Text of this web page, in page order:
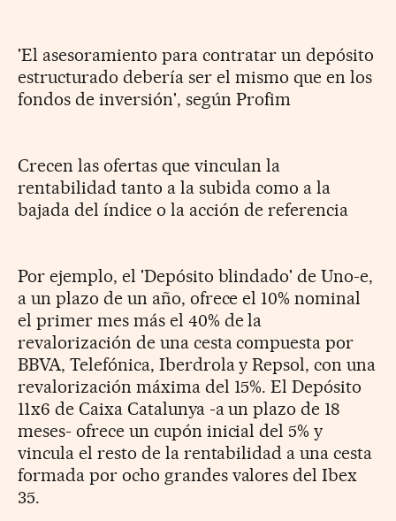
'El asesoramiento para contratar un depósito
estructurado debería ser el mismo que en los
fondos de inversión', según Profim
Crecen las ofertas que vinculan la
rentabilidad tanto a la subida como a la
bajada del índice o la acción de referencia
Por ejemplo, el 'Depósito blindado' de Uno-e,
a un plazo de un año, ofrece el 10% nominal
el primer mes más el 40% de la
revalorización de una cesta compuesta por
BBVA, Telefónica, Iberdrola y Repsol, con una
revalorización máxima del 15%. El Depósito
11x6 de Caixa Catalunya -a un plazo de 18
meses- ofrece un cupón inicial del 5% y
vincula el resto de la rentabilidad a una cesta
formada por ocho grandes valores del Ibex
35.